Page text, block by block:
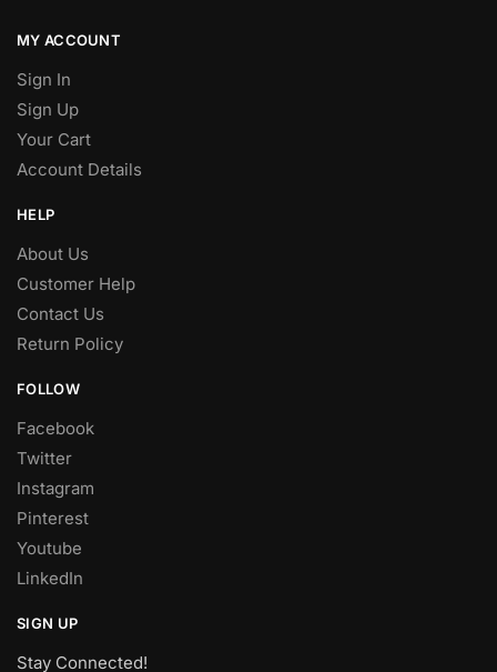
MY ACCOUNT
Sign In
Sign Up
Your Cart
Account Details
HELP
About Us
Customer Help
Contact Us
Return Policy
FOLLOW
Facebook
Twitter
Instagram
Pinterest
Youtube
LinkedIn
SIGN UP
Stay Connected!